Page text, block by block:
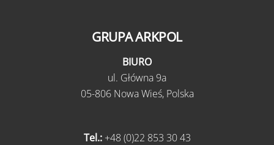
GRUPA ARKPOL
BIURO
ul. Główna 9a
05-806 Nowa Wieś, Polska
Tel.:+48 (0)22 853 30 43